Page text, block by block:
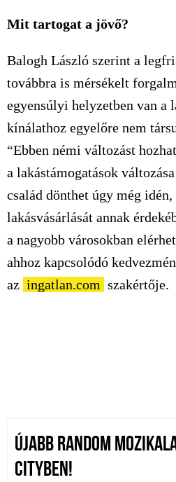
Mit tartogat a jövő?
Balogh László szerint a
továbbra is mérsékelt
egyensúlyi helyzetben van a
kínálathoz egyelőre nem
“Ebben némi változást
a lakástámogatások
család dönthet úgy még
lakásvásárlását annak
a nagyobb városokban
ahhoz kapcsolódó
az ingatlan.com szakértője.
ÚJABB RANDOM
CITYBEN!